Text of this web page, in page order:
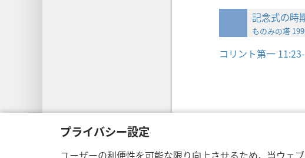
プライバシー設定
ユーザーの利便性を可能な限り向上させるため，当ウェ
記念式の時
ものみの塔
コリント第一 11:23-
Copyright